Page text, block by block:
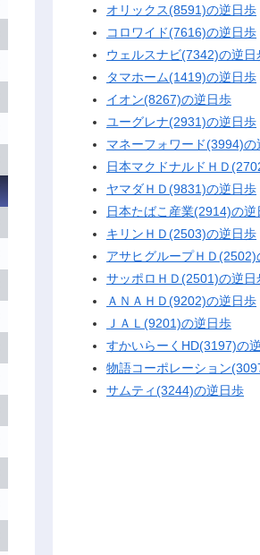
オリックス(8591)の逆日歩
コロワイド(7616)の逆日歩
ウェルスナビ(7342)の逆日
タマホーム(1419)の逆日歩
イオン(8267)の逆日歩
ユーグレナ(2931)の逆日歩
マネーフォワード(3994)の
日本マクドナルドＨＤ
ヤマダＨＤ(9831)の逆日歩
日本たばこ産業(2914)の逆
キリンＨＤ(2503)の逆日歩
アサヒグループＨＤ(2502)
サッポロＨＤ(2501)の逆日
ＡＮＡＨＤ(9202)の逆日歩
ＪＡＬ(9201)の逆日歩
すかいらーくHD(3197)の
物語コーポレーション
サムティ(3244)の逆日歩